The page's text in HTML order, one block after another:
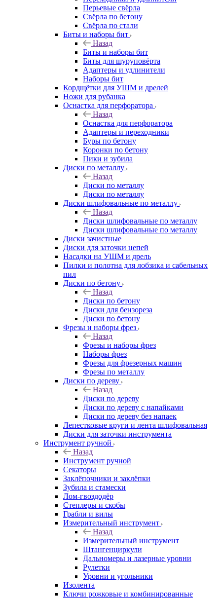
Перьевые свёрла
Свёрла по бетону
Свёрла по стали
Биты и наборы бит
Назад
Биты и наборы бит
Биты для шуруповёрта
Адаптеры и удлинители
Наборы бит
Кордщётки для УШМ и дрелей
Ножи для рубанка
Оснастка для перфоратора
Назад
Оснастка для перфоратора
Адаптеры и переходники
Буры по бетону
Коронки по бетону
Пики и зубила
Диски по металлу
Назад
Диски по металлу
Диски по металлу
Диски шлифовальные по металлу
Назад
Диски шлифовальные по металлу
Диски шлифовальные по металлу
Диски зачистные
Диски для заточки цепей
Насадки на УШМ и дрель
Пилки и полотна для лобзика и сабельных
пил
Диски по бетону
Назад
Диски по бетону
Диски для бензореза
Диски по бетону
Фрезы и наборы фрез
Назад
Фрезы и наборы фрез
Наборы фрез
Фрезы для фрезерных машин
Фрезы по металлу
Диски по дереву
Назад
Диски по дереву
Диски по дереву с напайками
Диски по дереву без напаек
Лепестковые круги и лента шлифовальная
Диски для заточки инструмента
Инструмент ручной
Назад
Инструмент ручной
Секаторы
Заклёпочники и заклёпки
Зубила и стамески
Лом-гвоздодёр
Степлеры и скобы
Грабли и вилы
Измерительный инструмент
Назад
Измерительный инструмент
Штангенциркули
Дальномеры и лазерные уровни
Рулетки
Уровни и угольники
Изолента
Ключи рожковые и комбинированные